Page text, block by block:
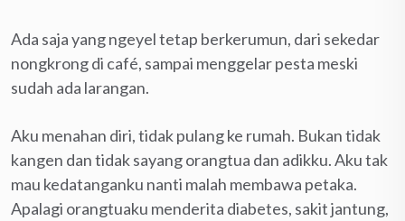
Ada saja yang ngeyel tetap berkerumun, dari sekedar
nongkrong di café, sampai menggelar pesta meski
sudah ada larangan.
Aku menahan diri, tidak pulang ke rumah. Bukan tidak
kangen dan tidak sayang orangtua dan adikku. Aku tak
mau kedatanganku nanti malah membawa petaka.
Apalagi orangtuaku menderita diabetes, sakit jantung,